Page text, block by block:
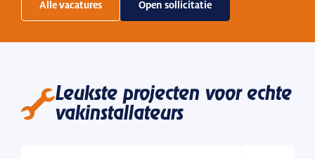
Alle vacatures Open sollicitatie
Leukste projecten voor echte
vakinstallateurs